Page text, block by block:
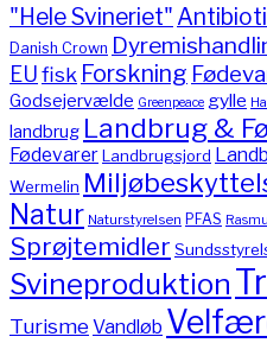
"Hele Svineriet"
Danish Crown
EUfisk Forskning
Godsejervælde Greenpeace gylle
landbrug Landbrug &
FødevarerLandbrugsjord
Wermelin
Natur Naturstyrelsen PFAS
Sprøjtemidler
Svineproduktion
TurismeVandløb